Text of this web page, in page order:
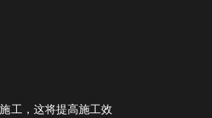
工，这将提高施工效